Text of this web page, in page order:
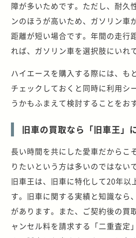
障が多いためです。ただし、耐久
ンのほうが高いため、ガソリン車
距離が短い場合です。年間の走行
れば、ガソリン車を選択肢にいれ
ハイエースを購入する際には、も
チェックしておくと同時に利用シ
うかもふまえて検討することをお
旧車の買取なら「旧車王」
長い時間を共にした愛車だからこ
りたいという方は多いのではない
旧車王は、旧車に特化して20年以
す。旧車に関する実績と知識なら
があります。また、ご契約後の買
ャンセル料を請求する「二重査定